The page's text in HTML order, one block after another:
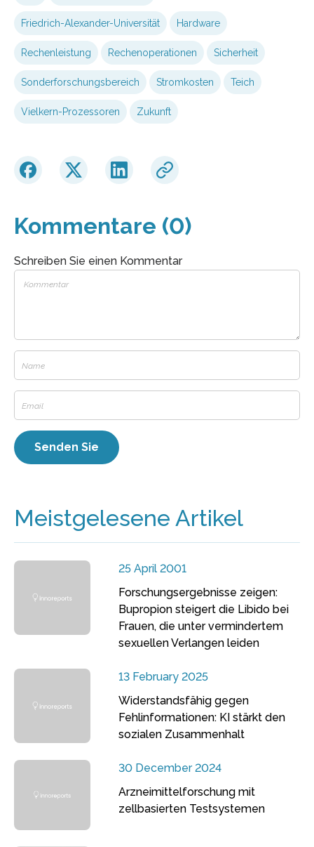
Friedrich-Alexander-Universität Hardware
Rechenleistung Rechenoperationen Sicherheit
Sonderforschungsbereich Stromkosten Teich
Vielkern-Prozessoren Zukunft
Kommentare (0)
Schreiben Sie einen Kommentar
Meistgelesene Artikel
25 April 2001
Forschungsergebnisse zeigen:
Bupropion steigert die Libido bei
Frauen, die unter vermindertem
sexuellen Verlangen leiden
13 February 2025
Widerstandsfähig gegen
Fehlinformationen: KI stärkt den
sozialen Zusammenhalt
30 December 2024
Arzneimittelforschung mit
zellbasierten Testsystemen